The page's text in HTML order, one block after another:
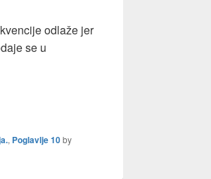
odlaže jer
se u
, Poglavlje 10by